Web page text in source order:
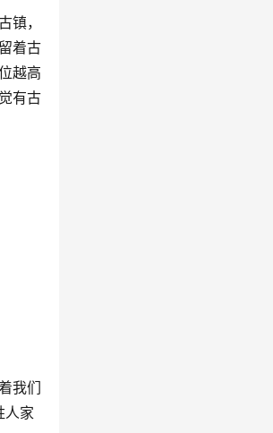
镇，
着古
越高
有古
我们
人家